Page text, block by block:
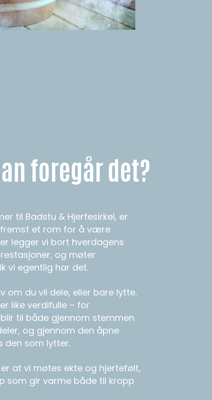
foregår det?
til Badstu & Hjertesirkel, er
et rom for å være
legger vi bort hverdagens
og møter
vi egentlig har det.
om du vil dele, eller bare lytte.
like verdifulle – for
til både gjennom stemmen
og gjennom den åpne
den som lytter.
at vi møtes ekte og hjertefølt,
som gir varme både til kropp